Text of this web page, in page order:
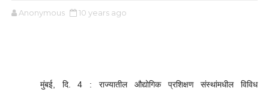
Anonymous 10 years ago
मुंबई, दि.4 :राज्यातील औद्योगिक प्रशिक्षण संस्थांमधील विविध